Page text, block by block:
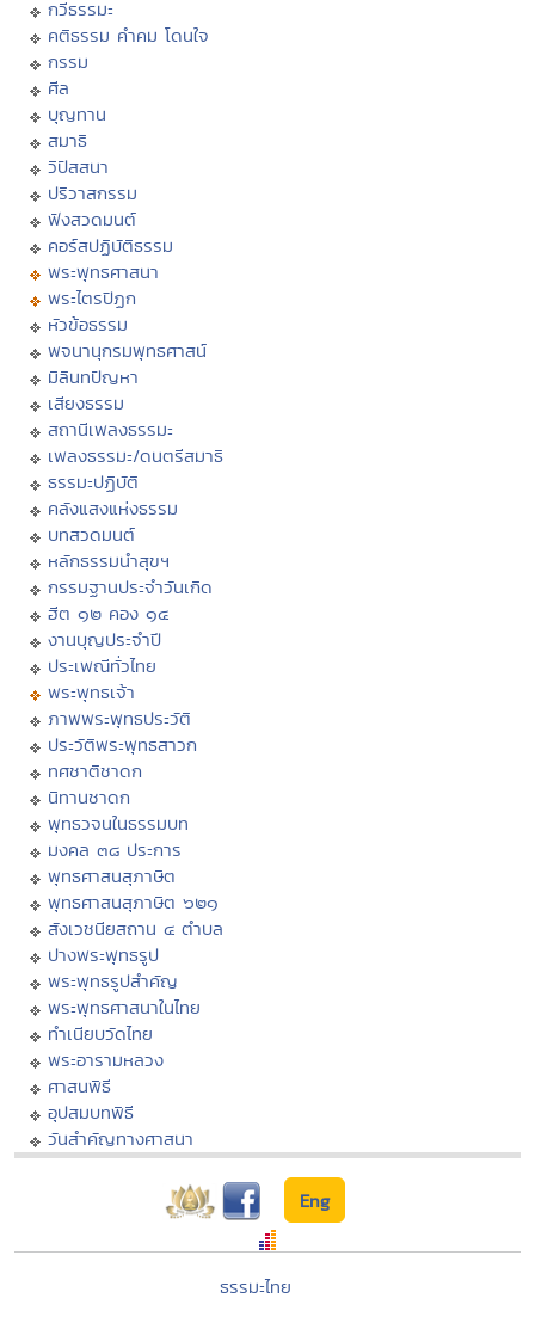
กวีธรรมะ
คติธรรม คำคม โดนใจ
กรรม
ศีล
บุญทาน
สมาธิ
วิปัสสนา
ปริวาสกรรม
ฟังสวดมนต์
คอร์สปฏิบัติธรรม
พระพุทธศาสนา
พระไตรปิฏก
หัวข้อธรรม
พจนานุกรมพุทธศาสน์
มิลินทปัญหา
เสียงธรรม
สถานีเพลงธรรมะ
เพลงธรรมะ/ดนตรีสมาธิ
ธรรมะปฏิบัติ
คลังแสงแห่งธรรม
บทสวดมนต์
หลักธรรมนำสุขฯ
กรรมฐานประจำวันเกิด
ฮีต ๑๒ คอง ๑๔
งานบุญประจำปี
ประเพณีทั่วไทย
พระพุทธเจ้า
ภาพพระพุทธประวัติ
ประวัติพระพุทธสาวก
ทศชาติชาดก
นิทานชาดก
พุทธวจนในธรรมบท
มงคล ๓๘ ประการ
พุทธศาสนสุภาษิต
พุทธศาสนสุภาษิต ๖๒๑
สังเวชนียสถาน ๔ ตำบล
ปางพระพุทธรูป
พระพุทธรูปสำคัญ
พระพุทธศาสนาในไทย
ทำเนียบวัดไทย
พระอารามหลวง
ศาสนพิธี
อุปสมบทพิธี
วันสำคัญทางศาสนา
Eng
ธรรมะไทย